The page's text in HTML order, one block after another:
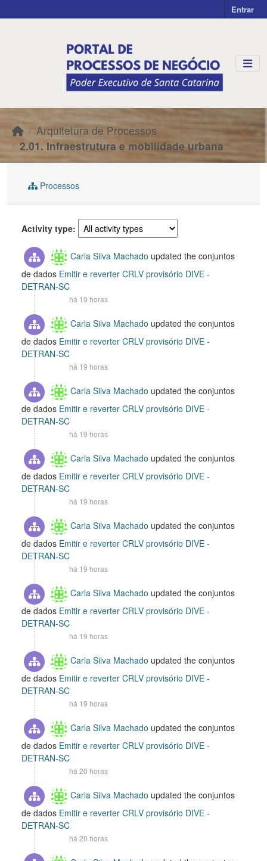
Entrar
Arquitetura de Processos
2.01. Infraestrutura e mobilidade urbana
Processos
Activity type
Carla Silva Machado updated the conjuntos
de dados Emitir e reverter CRLV provisório DIVE -
DETRAN-SC
há 19 horas
Carla Silva Machado updated the conjuntos
de dados Emitir e reverter CRLV provisório DIVE -
DETRAN-SC
há 19 horas
Carla Silva Machado updated the conjuntos
de dados Emitir e reverter CRLV provisório DIVE -
DETRAN-SC
há 19 horas
Carla Silva Machado updated the conjuntos
de dados Emitir e reverter CRLV provisório DIVE -
DETRAN-SC
há 19 horas
Carla Silva Machado updated the conjuntos
de dados Emitir e reverter CRLV provisório DIVE -
DETRAN-SC
há 19 horas
Carla Silva Machado updated the conjuntos
de dados Emitir e reverter CRLV provisório DIVE -
DETRAN-SC
há 19 horas
Carla Silva Machado updated the conjuntos
de dados Emitir e reverter CRLV provisório DIVE -
DETRAN-SC
há 19 horas
Carla Silva Machado updated the conjuntos
de dados Emitir e reverter CRLV provisório DIVE -
DETRAN-SC
há 20 horas
Carla Silva Machado updated the conjuntos
de dados Emitir e reverter CRLV provisório DIVE -
DETRAN-SC
há 20 horas